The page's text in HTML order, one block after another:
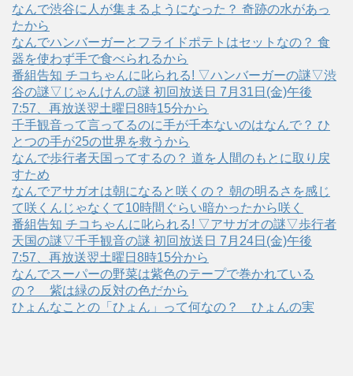
なんで渋谷に人が集まるようになった？ 奇跡の水があっ
たから
なんでハンバーガーとフライドポテトはセットなの？ 食
器を使わず手で食べられるから
番組告知 チコちゃんに叱られる! ▽ハンバーガーの謎▽渋
谷の謎▽じゃんけんの謎 初回放送日 7月31日(金)午後
7:57、再放送翌土曜日8時15分から
千手観音って言ってるのに手が千本ないのはなんで？ ひ
とつの手が25の世界を救うから
なんで歩行者天国ってするの？ 道を人間のもとに取り戻
すため
なんでアサガオは朝になると咲くの？ 朝の明るさを感じ
て咲くんじゃなくて10時間ぐらい暗かったから咲く
番組告知 チコちゃんに叱られる! ▽アサガオの謎▽歩行者
天国の謎▽千手観音の謎 初回放送日 7月24日(金)午後
7:57、再放送翌土曜日8時15分から
なんでスーパーの野菜は紫色のテープで巻かれている
の？ 紫は緑の反対の色だから
ひょんなことの「ひょん」って何なの？ ひょんの実